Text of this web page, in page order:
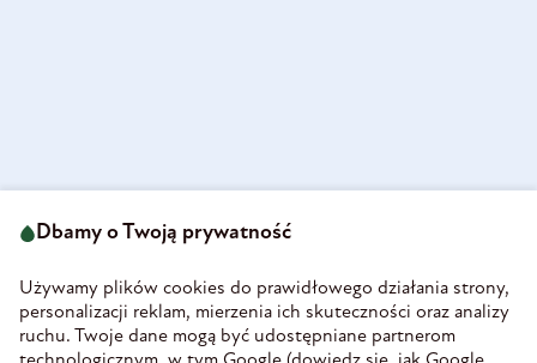
58-160 Świebodzice
REGON 890213034
INFORMACJE
Dbamy o Twoją prywatność
Używamy plików cookies do prawidłowego działania strony,
personalizacji reklam, mierzenia ich skuteczności oraz analizy
ruchu. Twoje dane mogą być udostępniane partnerom